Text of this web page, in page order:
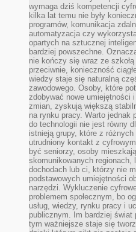
wymaga dziś kompetencji
kilka lat temu nie były
programów, komunikacja
automatyzacja czy
opartych na sztucznej
bardziej powszechne.
nie kończy się wraz ze
przeciwnie, konieczność
wiedzy staje się naturalną
zawodowego. Osoby, które
zdobywać nowe umiejętności
zmian, zyskują większą
na rynku pracy. Warto jednak
do technologii nie jest równy
istnieją grupy, które z różnych
utrudniony kontakt z
być seniorzy, osoby
skomunikowanych regionach,
dochodach lub ci, którzy nie
podstawowych umiejętności
narzędzi. Wykluczenie
problemem społecznym, bo
usług, wiedzy, rynku pracy i
publicznym. Im bardziej świat
tym ważniejsze staje się